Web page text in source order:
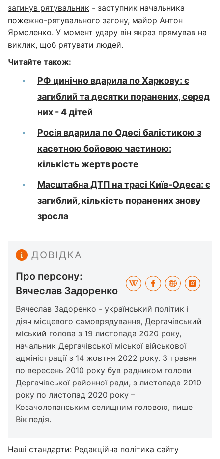
загинув рятувальник - заступник начальника
пожежно-рятувального загону, майор Антон
Ярмоленко. У момент удару він якраз прямував на
виклик, щоб рятувати людей.
Читайте також:
РФ цинічно вдарила по Харкову: є
загиблий та десятки поранених, серед
них - 4 дітей
Росія вдарила по Одесі балістикою з
касетною бойовою частиною:
кількість жертв росте
Масштабна ДТП на трасі Київ-Одеса: є
загиблий, кількість поранених знову
зросла
ДОВІДКА
Про персону:
Вячеслав Задоренко
Вячеслав Задоренко - український політик і
діяч місцевого самоврядування, Дергачівський
міський голова з 19 листопада 2020 року,
начальник Дергачівської міської військової
адміністрації з 14 жовтня 2022 року. З травня
по вересень 2010 року був радником голови
Дергачівської районної ради, з листопада 2010
року по листопад 2020 року –
Козачолопанським селищним головою, пише
Вікіпедія.
Наші стандарти: Редакційна політика сайту